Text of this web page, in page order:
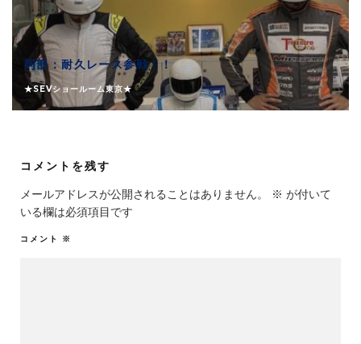
阿部：耐久レース参戦！！
★SEVショールーム東京★
コメントを残す
メールアドレスが公開されることはありません。 ※ が付いて
いる欄は必須項目です
コメント ※